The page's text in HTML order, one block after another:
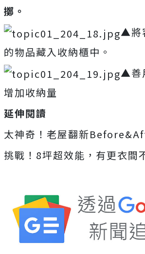
擲。
▲將
的物品藏入收納櫃中。
▲善
增加收納量
延伸閱讀
太神奇！老屋翻新
挑戰！8坪超效能，有更衣間